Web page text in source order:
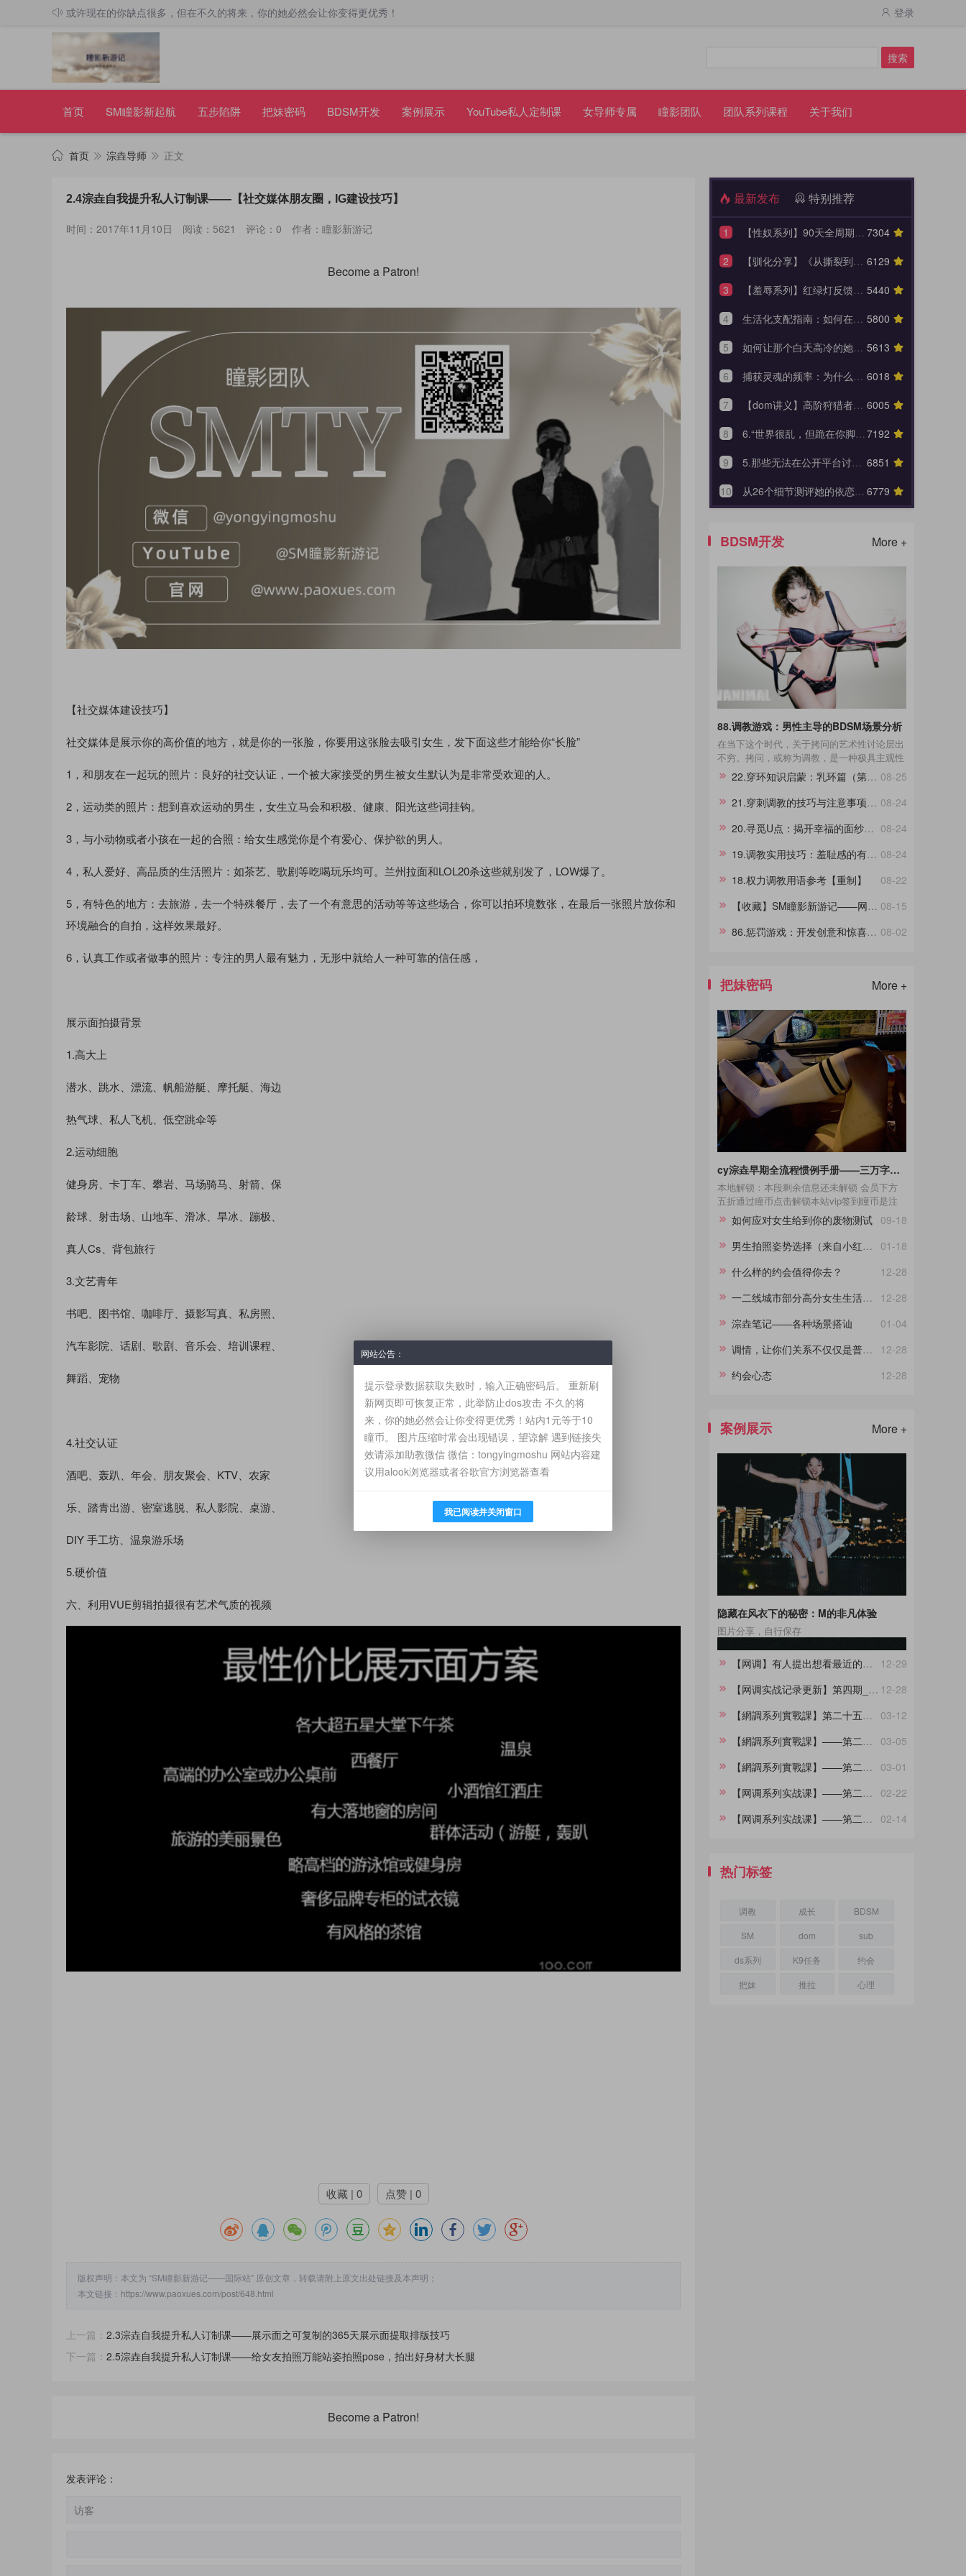
或许现在的你缺点很多，但在不久的将来，你的她必然会让你变得更优秀！ 登录
首页 SM瞳影新起航 五步陷阱 把妹密码 BDSM开发 案例展示 YouTube私人定制课 女导师专属 瞳影团队 团队系列课程 关于我们
首页 淙垚导师 正文
2.4淙垚自我提升私人订制课——【社交媒体朋友圈，IG建设技巧】
时间：2017年11月10日 阅读：5621 评论：0 作者：瞳影新游记
Become a Patron!
【社交媒体建设技巧】
社交媒体是展示你的高价值的地方，就是你的一张脸，你要用这张脸去吸引女生，发下面这些才能给你“长脸”
1，和朋友在一起玩的照片：良好的社交认证，一个被大家接受的男生被女生默认为是非常受欢迎的人。
2，运动类的照片：想到喜欢运动的男生，女生立马会和积极、健康、阳光这些词挂钩。
3，与小动物或者小孩在一起的合照：给女生感觉你是个有爱心、保护欲的男人。
4，私人爱好、高品质的生活照片：如茶艺、歌剧等吃喝玩乐均可。兰州拉面和LOL20杀这些就别发了，LOW爆了。
5，有特色的地方：去旅游，去一个特殊餐厅，去了一个有意思的活动等等这些场合，你可以拍环境数张，在最后一张照片放你和
环境融合的自拍，这样效果最好。
6，认真工作或者做事的照片：专注的男人最有魅力，无形中就给人一种可靠的信任感，
展示面拍摄背景
1.高大上
潜水、跳水、漂流、帆船游艇、摩托艇、海边
热气球、私人飞机、低空跳伞等
2.运动细胞
健身房、卡丁车、攀岩、马场骑马、射箭、保
龄球、射击场、山地车、滑冰、旱冰、蹦极、
真人Cs、背包旅行
3.文艺青年
书吧、图书馆、咖啡厅、摄影写真、私房照、
汽车影院、话剧、歌剧、音乐会、培训课程、
舞蹈、宠物
4.社交认证
酒吧、轰趴、年会、朋友聚会、KTV、农家
乐、踏青出游、密室逃脱、私人影院、桌游、
DIY 手工坊、温泉游乐场
5.硬价值
六、利用VUE剪辑拍摄很有艺术气质的视频
收藏 | 0 点赞 | 0
版权声明：本文为 “SM瞳影新游记——国际站” 原创文章，转载请附上原文出处链接及本声明；
本文链接： https://www.paoxues.com/post/648.html
上一篇： 2.3淙垚自我提升私人订制课——展示面之可复制的365天展示面提取排版技巧
下一篇： 2.5淙垚自我提升私人订制课——给女友拍照万能站姿拍照pose，拍出好身材大长腿
Become a Patron!
发表评论：
最新发布 特别推荐
7304
1
【性奴系列】90天全周期 TPE 驯化蓝图，打造永不背叛的K6性奴归宿
6129
2
【驯化分享】《从撕裂到皈依：狗奴与性奴双重身份转换的权力美学》90天全周期身份转换训练日志模板
5440
3
【羞辱系列】红绿灯反馈动态控制系统（附中度羞辱的3大安全底线）
5800
4
生活化支配指南：如何在日常闲聊的缝隙里，埋下让她瞬间腿软的言语钩子？
5613
5
如何让那个白天高冷的她，在你的实时注视下哭着承认内心的荒芜？
6018
6
捕获灵魂的频率：为什么你的声音，往往比皮鞭更能让她战栗？
6005
7
【dom讲义】高阶狩猎者的面谈剧本：把“面试”变成一场让对方沉沦的心理外科手术。
7192
8
6.“世界很乱，但跪在你脚下就安全了”：如何成为 Brat 生命中唯一的锚点与终极归宿？【Brat心奴系列-第六期】
6851
9
5.那些无法在公开平台讨论的奖励美学【Brat心奴系列-第五期】
6779
10 从26个细节测评她的依恋深度
BDSM开发 More +
88.调教游戏：男性主导的BDSM场景分析
在当下这个时代，关于拷问的艺术性讨论层出
不穷。拷问，或称为调教，是一种极具主观性
的艺术形式，其过程不依赖任何既定剧本，而
是一种即兴的表现艺术。在这场艺术的表达
中，每一个不同性格的受拷者都呈现出独一无
二的故事线。举例来说，那些宁死不屈的与那
些畏惧权威的受拷者，他们在面对同样的惩罚
响了拷问的整个过程。通过淙垚个人经验和广
主题。在此，拷问者与受拷者分别扮演着不同
区分于真实的拷问。拷
08-25
22.穿环知识启蒙：乳环篇（第一章）
08-24
21.穿刺调教的技巧与注意事项【重制】
08-24
20.寻觅U点：揭开幸福的面纱【重制】
08-24
19.调教实用技巧：羞耻感的有效运用【重制】
08-22
18.权力调教用语参考【重制】
08-15
【收藏】SM瞳影新游记——网站链接导航（后续更新）
08-02
86.惩罚游戏：开发创意和惊喜元素
把妹密码 More +
cy淙垚早期全流程惯例手册——三万字干货【重制版】
本地解锁：本段剩余信息还未解锁 会员下方
五折通过瞳币点击解锁本站vip签到瞳币是注
册用户的五倍解锁通过瞳币获取
09-18
如何应对女生给到你的废物测试
01-18
男生拍照姿势选择（来自小红书）
12-28
什么样的约会值得你去？
12-28
一二线城市部分高分女生生活现状
01-04
淙垚笔记——各种场景搭讪
12-28
调情，让你们关系不仅仅是普通朋友
12-28
约会心态
案例展示 More +
隐藏在风衣下的秘密：M的非凡体验
图片分享，自行保存
12-29
【网调】有人提出想看最近的调教记录，我这里就简单做一份合集。
12-28
【网调实战记录更新】第四期_镜子高潮控制调教（学员案例）
03-12
【網調系列實戰課】第二十五期——慾望
03-05
【網調系列實戰課】——第二十四集，让女友越来越粘着你的小技巧
03-01
【網調系列實戰課】——第二十三集，女生的潜台词你都懂吗？
02-22
【网调系列实战课】——第二十二集，不会说晚安情话的大直男看过来，建议收藏
02-14
【网调系列实战课】——第二十二集，聊天的基本原理，90%的人不知道
热门标签
调教 成长
BDSM
SM
dom
sub
ds系列
K9任务
约会
把妹
推拉 心理
网站公告：
提示登录数据获取失败时，输入正确密码后。 重新刷
新网页即可恢复正常，此举防止dos攻击 不久的将
来，你的她必然会让你变得更优秀！站内1元等于10
瞳币。 图片压缩时常会出现错误，望谅解 遇到链接失
效请添加助教微信 微信：tongyingmoshu 网站内容建
议用alook浏览器或者谷歌官方浏览器查看
我已阅读并关闭窗口